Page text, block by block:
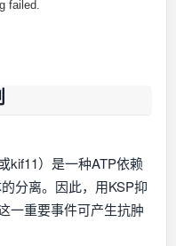
kif11）是一种ATP依赖
分离。因此，用KSP抑
一重要事件可产生抗肿